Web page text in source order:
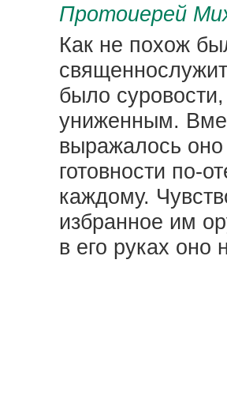
Протоиерей
Как не похож
было
униженным.
выражалось оно
готовности по-
каждому.
избранное им
в его руках оно